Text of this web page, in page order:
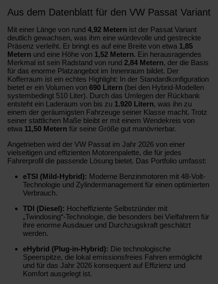
Aus dem Datenblatt für den VW Passat Variant
Mit einer Länge von rund 4,92 Metern ist der Passat Variant
deutlich gewachsen, was ihm eine würdevolle und gestreckte
Präsenz verleiht. Er bringt es auf eine Breite von etwa 1,85
Metern und eine Höhe von 1,52 Metern. Ein herausragendes
Merkmal ist sein Radstand von rund 2,84 Metern, der die Basis
für das enorme Platzangebot im Innenraum bildet. Der
Kofferraum ist ein echtes Highlight: In der Standardkonfiguration
bietet er ein Volumen von 690 Litern (bei den Hybrid-Modellen
systembedingt 510 Liter). Durch das Umlegen der Rückbank
entsteht ein Laderaum von bis zu 1.920 Litern, was ihn zu
einem der geräumigsten Fahrzeuge seiner Klasse macht. Trotz
seiner stattlichen Maße bleibt er mit einem Wendekreis von
etwa 11,50 Metern für seine Größe gut manövrierbar.
Angetrieben wird der VW Passat im Jahr 2026 von einer
vielseitigen und effizienten Motorenpalette, die für jedes
Fahrerprofil die passende Lösung bietet. Das Portfolio umfasst:
eTSI (Mild-Hybrid): Moderne Benzinmotoren mit 48-Volt-
Technologie und Zylindermanagement für einen optimierten
Verbrauch.
TDI (Diesel): Hocheffiziente Selbstzünder mit
„Twindosing“-Technologie, die besonders bei Vielfahrern für
ihre enorme Ausdauer und Durchzugskraft geschätzt
werden.
eHybrid (Plug-in-Hybrid): Die technologische
Speerspitze, die lokal emissionsfreies Fahren ermöglicht
und für das Jahr 2026 konsequent auf Effizienz und
Komfort ausgelegt ist.